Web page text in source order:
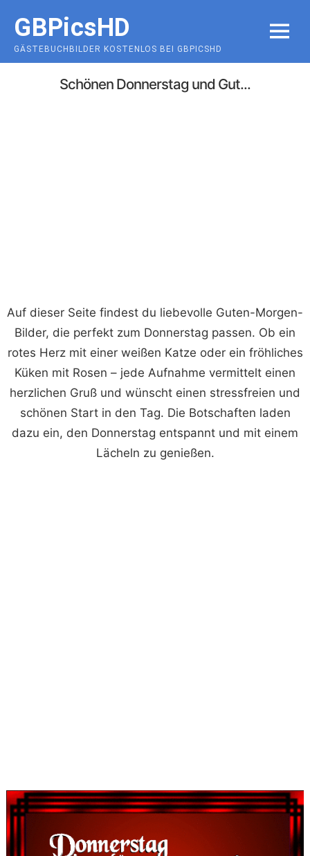
content
GBPicsHD
GÄSTEBUCHBILDER KOSTENLOS BEI GBPICSHD
MENU
Schönen Donnerstag und Gut...
Auf dieser Seite findest du liebevolle Guten-Morgen-
Bilder, die perfekt zum Donnerstag passen. Ob ein
rotes Herz mit einer weißen Katze oder ein fröhliches
Küken mit Rosen – jede Aufnahme vermittelt einen
herzlichen Gruß und wünscht einen stressfreien und
schönen Start in den Tag. Die Botschaften laden
dazu ein, den Donnerstag entspannt und mit einem
Lächeln zu genießen.